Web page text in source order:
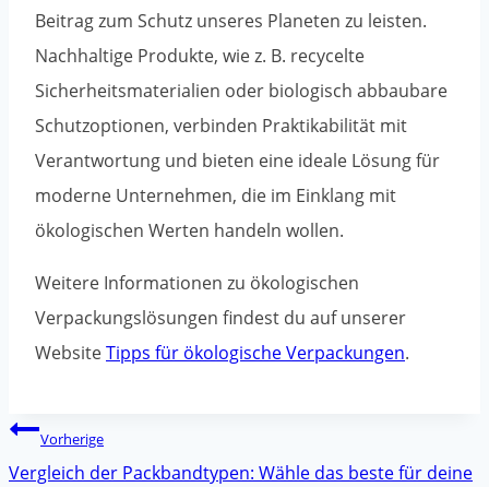
Beitrag zum Schutz unseres Planeten zu leisten.
Nachhaltige Produkte, wie z. B. recycelte
Sicherheitsmaterialien oder biologisch abbaubare
Schutzoptionen, verbinden Praktikabilität mit
Verantwortung und bieten eine ideale Lösung für
moderne Unternehmen, die im Einklang mit
ökologischen Werten handeln wollen.
Weitere Informationen zu ökologischen
Verpackungslösungen findest du auf unserer
WebsiteTipps für ökologische Verpackungen.
Beitrags-
Navigation
Vorherige
Vergleich der Packbandtypen: Wähle das beste für deine